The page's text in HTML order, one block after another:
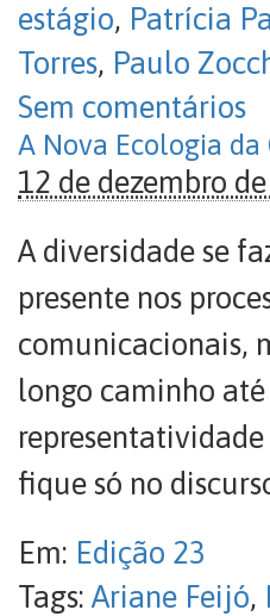
estágio, Patrícia
Torres, Paulo
Sem comentários
A Nova Ecologia da
12 de dezembro
A diversidade se
presente nos
comunicacionais,
longo caminho
fique só no
Em: Edição 23
Tags: Ariane Feijó,